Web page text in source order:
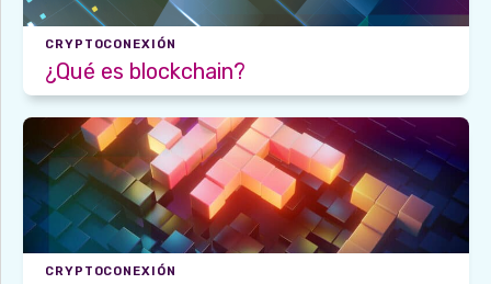
CRYPTOCONEXIÓN
¿Qué es blockchain?
CRYPTOCONEXIÓN